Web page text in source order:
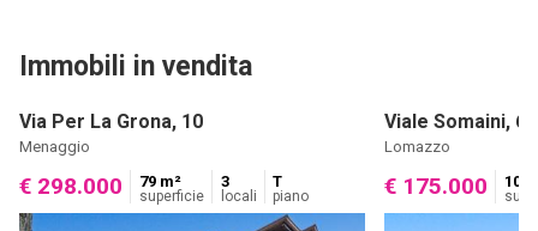
Immobili in vendita
Via Per La Grona, 10
Menaggio
€ 298.000 79 m²
superficie
3
locali
T
piano
Viale Somaini, 68
Lomazzo
€ 175.000 105